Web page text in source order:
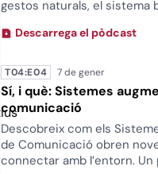
gestos naturals, el sistema
relacionar-nos.
Descarrega el pòdcast
T04:E04
Sí, i què: Sistemes
comunicació
Descobreix com els
de Comunicació obren
connectar amb l’entorn.